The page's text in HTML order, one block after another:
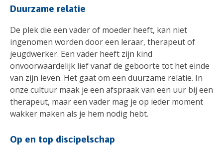
Duurzame relatie
De plek die een vader of moeder heeft, kan niet
ingenomen worden door een leraar, therapeut of
jeugdwerker. Een vader heeft zijn kind
onvoorwaardelijk lief vanaf de geboorte tot het einde
van zijn leven. Het gaat om een duurzame relatie. In
onze cultuur maak je een afspraak van een uur bij een
therapeut, maar een vader mag je op ieder moment
wakker maken als je hem nodig hebt.
Op en top discipelschap